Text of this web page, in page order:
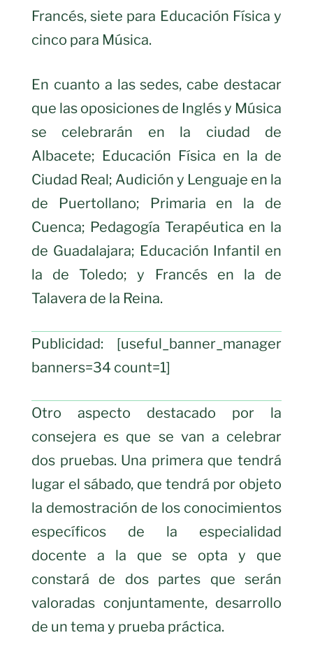
Francés, siete para Educación Física y
cinco para Música.
En cuanto a las sedes, cabe destacar
que las oposiciones de Inglés y Música
se celebrarán en la ciudad de
Albacete; Educación Física en la de
Ciudad Real; Audición y Lenguaje en la
de Puertollano; Primaria en la de
Cuenca; Pedagogía Terapéutica en la
de Guadalajara; Educación Infantil en
la de Toledo; y Francés en la de
Talavera de la Reina.
Publicidad: [useful_banner_manager
banners=34 count=1]
Otro aspecto destacado por la
consejera es que se van a celebrar
dos pruebas. Una primera que tendrá
lugar el sábado, que tendrá por objeto
la demostración de los conocimientos
específicos de la especialidad
docente a la que se opta y que
constará de dos partes que serán
valoradas conjuntamente, desarrollo
de un tema y prueba práctica.